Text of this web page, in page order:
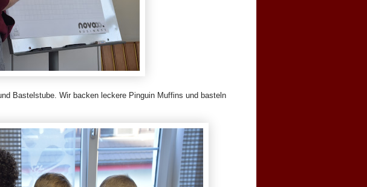
Bastelstube. Wir backen leckere Pinguin Muffins und basteln